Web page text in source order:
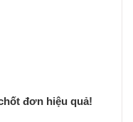
đơn hiệu quả!